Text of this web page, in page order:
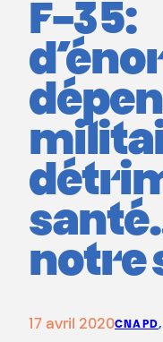
F-35:
notre
17 avril 2020CNAPD,